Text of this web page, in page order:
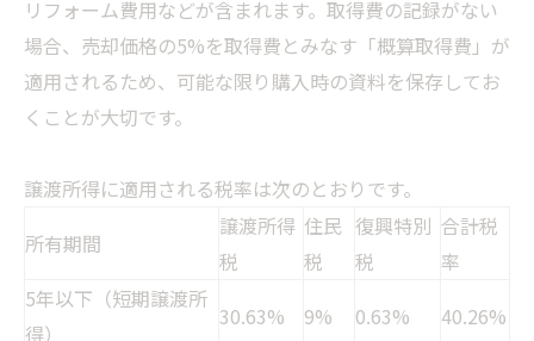
リフォーム費用などが含まれます。取得費の記録がない
場合、売却価格の5%を取得費とみなす「概算取得費」が
適用されるため、可能な限り購入時の資料を保存してお
くことが大切です。
譲渡所得に適用される税率は次のとおりです。
所有期間
譲渡所得
税
住民
税
復興特別
税
合計税
率
5年以下（短期譲渡所
得）
30.63% 9% 0.63% 40.26%